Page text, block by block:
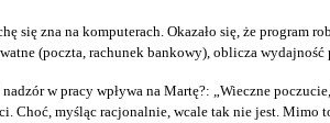
się zna na komputerach. Okazało się, że program
(poczta, rachunek bankowy), oblicza
nadzór w pracy wpływa na Martę?: „Wieczne
Choć, myśląc racjonalnie, wcale tak nie jest. Mimo